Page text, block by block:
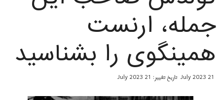
جمله، ارنست
همینگوی را بشناسید
21 July 2023 تاریخ تغییر: 21 July 2023